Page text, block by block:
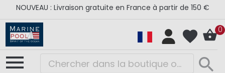
NOUVEAU : Livraison gratuite en France à partir de 150 €
0